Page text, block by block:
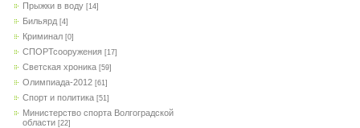
Прыжки в воду [14]
Бильярд [4]
Криминал [0]
СПОРТсооружения [17]
Светская хроника [59]
Олимпиада-2012 [61]
Спорт и политика [51]
Министерство спорта Волгоградской
области [22]